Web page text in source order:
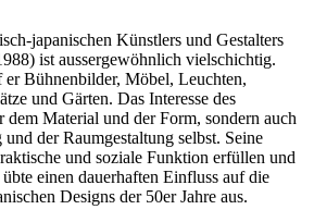
japanischen Künstlers und Gestalters
ist aussergewöhnlich vielschichtig.
er Bühnenbilder, Möbel, Leuchten,
und Gärten. Das Interesse des
Material und der Form, sondern auch
der Raumgestaltung selbst. Seine
und soziale Funktion erfüllen und
einen dauerhaften Einfluss auf die
Designs der 50er Jahre aus.